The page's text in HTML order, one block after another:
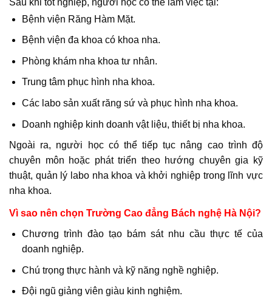
Bệnh viện Răng Hàm Mặt.
Bệnh viện đa khoa có khoa nha.
Phòng khám nha khoa tư nhân.
Trung tâm phục hình nha khoa.
Các labo sản xuất răng sứ và phục hình nha khoa.
Doanh nghiệp kinh doanh vật liệu, thiết bị nha khoa.
Ngoài ra, người học có thể tiếp tục nâng cao trình độ
chuyên môn hoặc phát triển theo hướng chuyên gia kỹ
thuật, quản lý labo nha khoa và khởi nghiệp trong lĩnh vực
nha khoa.
Vì sao nên chọn Trường Cao đẳng Bách nghệ Hà Nội?
Chương trình đào tạo bám sát nhu cầu thực tế của
doanh nghiệp.
Chú trọng thực hành và kỹ năng nghề nghiệp.
Đội ngũ giảng viên giàu kinh nghiệm.